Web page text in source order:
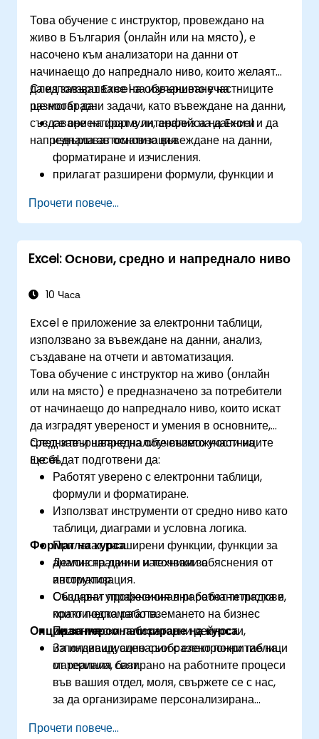
Това обучение с инструктор, провеждано на
живо в България (онлайн или на място), е
насочено към анализатори на данни от
начинаещо до напреднало ниво, които желаят
да използват Excel за извършване на
разнообразни задачи, като въвеждане на данни,
създаване на формули, анализ на данни и
напреднала автоматизация.
След завършване на обучението участниците
ще могат да:
се ориентират в интерфейса на Excel и да
извършват основно въвеждане на данни,
форматиране и изчисления.
прилагат разширени формули, функции и
създават и управляват обобщаващи
таблици и диаграми за визуализация на
данни.
използват инструменти като Power Query,
данни.
макроси и VBA, за да оптимизират
работните потоци.
Прочети повече...
Excel: Основи, средно и напреднало ниво
10 Часа
Excel е приложение за електронни таблици,
използвано за въвеждане на данни, анализ,
създаване на отчети и автоматизация.
Това обучение с инструктор на живо (онлайн
или на място) е предназначено за потребители
от начинаещо до напреднало ниво, които искат
да изградят увереност и умения в основните,
средните и напредналите възможности на
Excel.
След завършване на обучението участниците
ще бъдат подготвени да:
Работят уверено с електронни таблици,
формули и форматиране.
Използват инструменти от средно ниво като
таблици, диаграми и условна логика.
Прилагат разширени функции, функции за
анализ на данни и техники за
автоматизация.
Създават професионални работни листове,
които подпомагат вземането на бизнес
решения.
Формат на курса
Демонстрации и насочвани обяснения от
инструктор.
Обширни упражнения в работна тетрадка и
практическа работа.
Практически лабораторни дейности,
използващи сценарии с електронни таблици
от реалния свят.
Опции за персонализиране на курса
За индивидуално съобразено покритие на
материала, базирано на работните процеси
във вашия отдел, моля, свържете се с нас,
за да организираме персонализирана
Прочети повече...